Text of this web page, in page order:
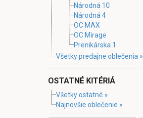
Národná 10
Národná 4
OC MAX
OC Mirage
Prenikárska 1
Všetky predajne oblečenia »
OSTATNÉ KITÉRIÁ
Všetky ostatné »
Najnovšie oblečenie »